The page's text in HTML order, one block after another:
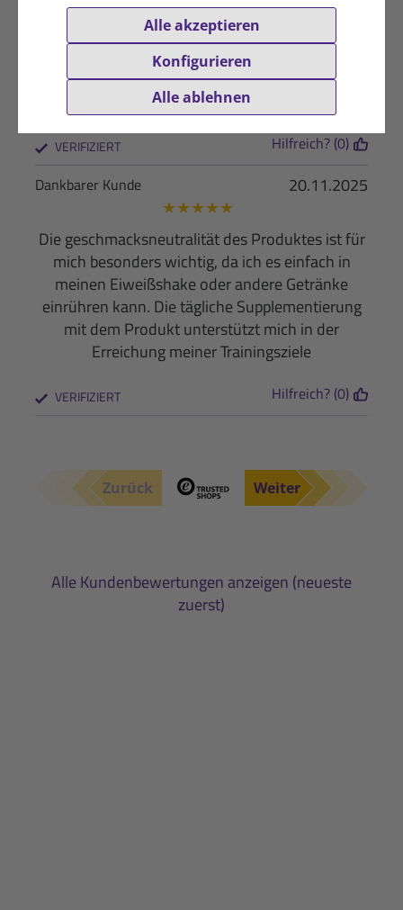
Alle akzeptieren
Konfigurieren
Alle ablehnen
★★★★☆
Die Lösbarkeit könnte besser sein.
Geschmacklich neutral. Ich mische es. Wirkung:
man gewöhnt sich an höhere Leistungsfähigkeit.
VERIFIZIERT Hilfreich? (0)
20.11.2025
Dankbarer Kunde
★★★★★
Die geschmacksneutralität des Produktes ist für
mich besonders wichtig, da ich es einfach in
meinen Eiweißshake oder andere Getränke
einrühren kann. Die tägliche Supplementierung
mit dem Produkt unterstützt mich in der
Erreichung meiner Trainingsziele
VERIFIZIERT Hilfreich? (0)
Zurück Weiter
Alle Kundenbewertungen anzeigen (neueste
zuerst)